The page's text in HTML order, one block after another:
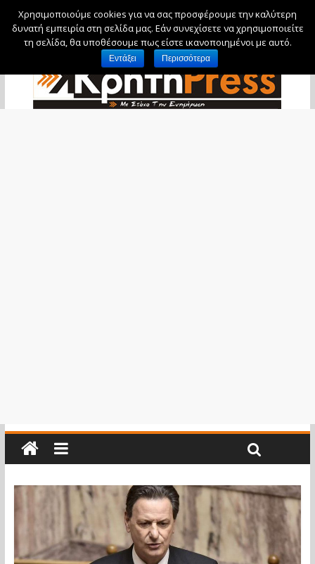
Παρασκευή, 7 Αυγούστου, 2026
Χρησιμοποιούμε cookies για να σας προσφέρουμε την καλύτερη
δυνατή εμπειρία στη σελίδα μας. Εάν συνεχίσετε να χρησιμοποιείτε
τη σελίδα, θα υποθέσουμε πως είστε ικανοποιημένοι με αυτό.
Εντάξει Περισσότερα